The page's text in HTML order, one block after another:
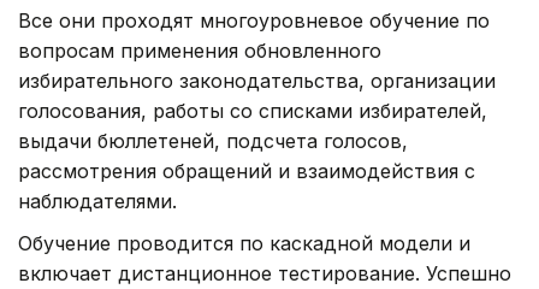
Все они проходят многоуровневое обучение по
вопросам применения обновленного
избирательного законодательства, организации
голосования, работы со списками избирателей,
выдачи бюллетеней, подсчета голосов,
рассмотрения обращений и взаимодействия с
наблюдателями.
Обучение проводится по каскадной модели и
включает дистанционное тестирование. Успешно